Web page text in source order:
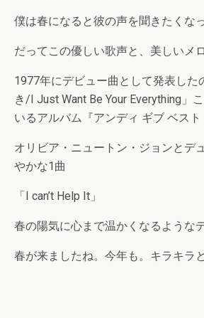
僕は春になると彼の声を聞きたくな
だってこの優しい歌声と、美しいメ
1977年にデビュー曲として発表した
き/I Just Want Be Your Everything」
いるアルバム『アンディ ギブ ベスト
オリビア・ニュートン・ジョンとデ
やかな1曲
「I can’t Help It」
春の陽気に心まで温かくなるような
春が来ましたね。今年も。キラキラ